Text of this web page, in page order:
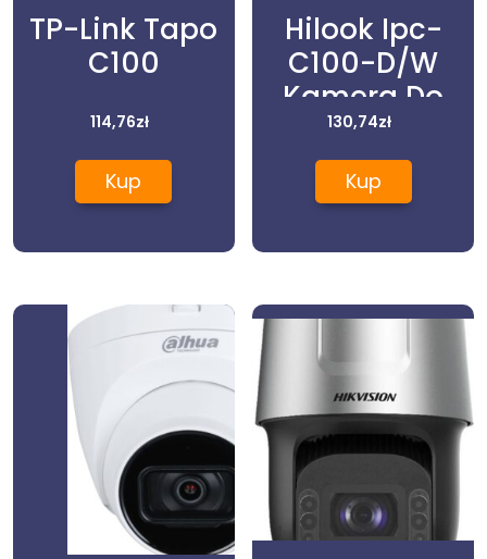
TP-Link Tapo
C100
114,76zł
Kup
Hilook Ipc-
C100-D/W
Kamera Do
Monitoringu (1
Mp Obiektyw 2
8 – 12mm Vf
130,74zł
Kup